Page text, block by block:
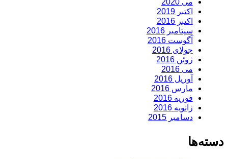
اکتبر 2019
اکتبر 2016
سپتامبر 2016
آگوست 2016
جولای 2016
ژوئن 2016
می 2016
آوریل 2016
مارس 2016
فوریه 2016
ژانویه 2016
دسامبر 2015
دسته‌ها